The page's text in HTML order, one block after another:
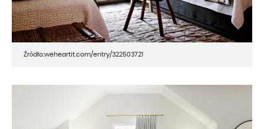
Źródło:weheartit.com/entry/322503721